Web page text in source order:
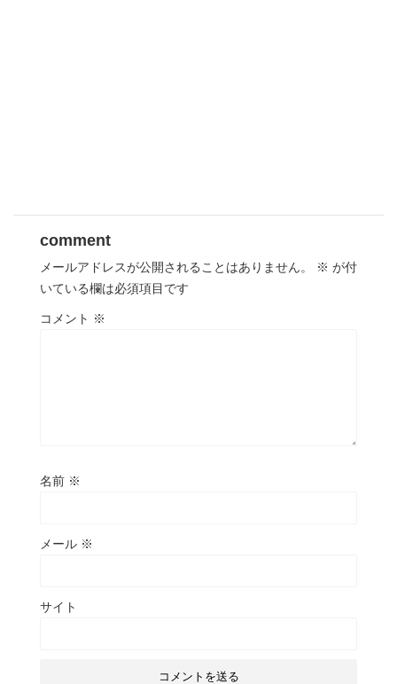
comment
メールアドレスが公開されることはありません。 ※ が付
いている欄は必須項目です
コメント ※
名前 ※
メール ※
サイト